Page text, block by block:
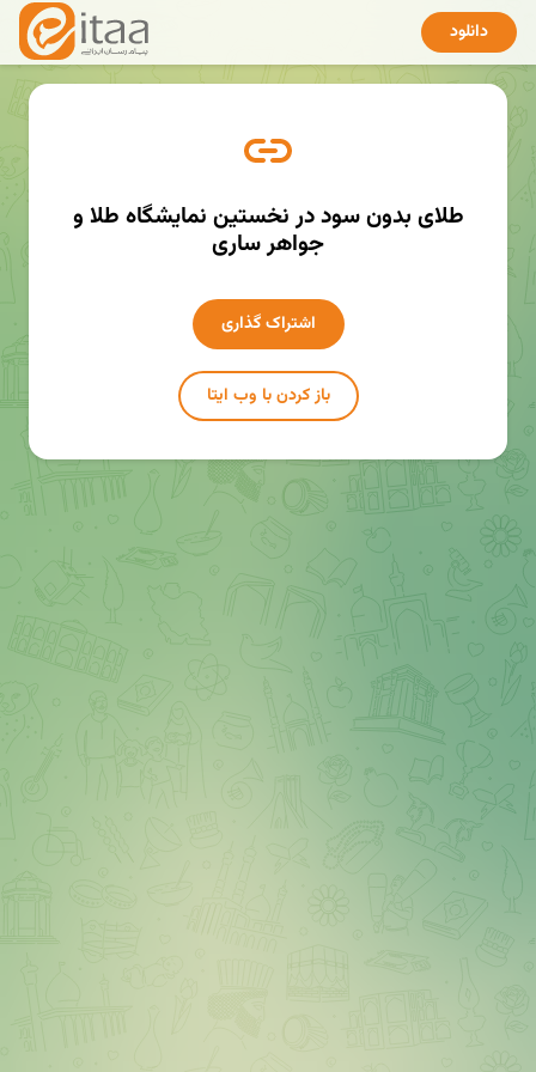
دانلود
طلای بدون سود در نخستین نمایشگاه طلا و
جواهر ساری
اشتراک گذاری
باز کردن با وب ایتا